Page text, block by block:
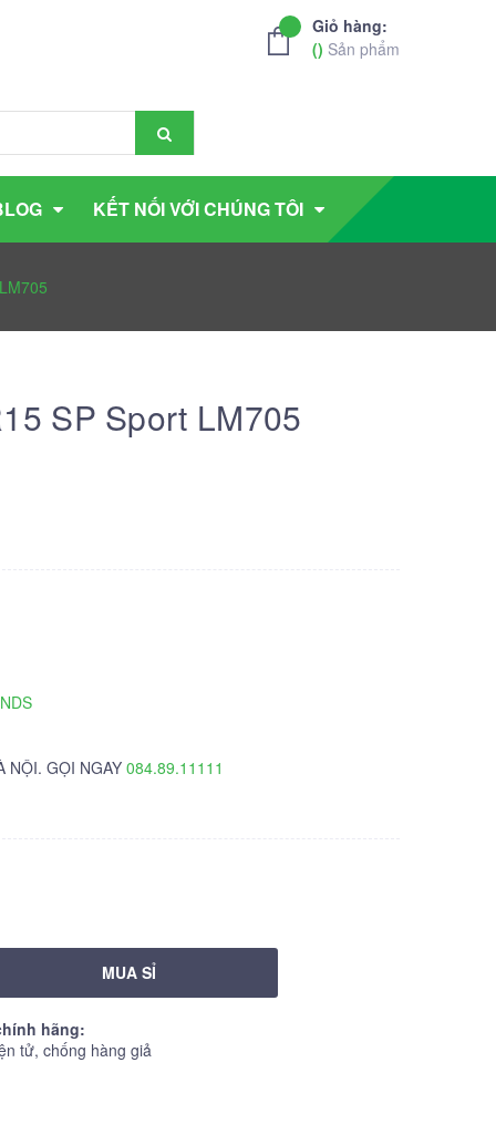
Giỏ hàng:
() Sản phẩm
KẾT NỐI VỚI CHÚNG TÔI
SP Sport LM705
NỘI. GỌI NGAY 084.89.11111
MUA SỈ
hãng:
tử, chống hàng giả